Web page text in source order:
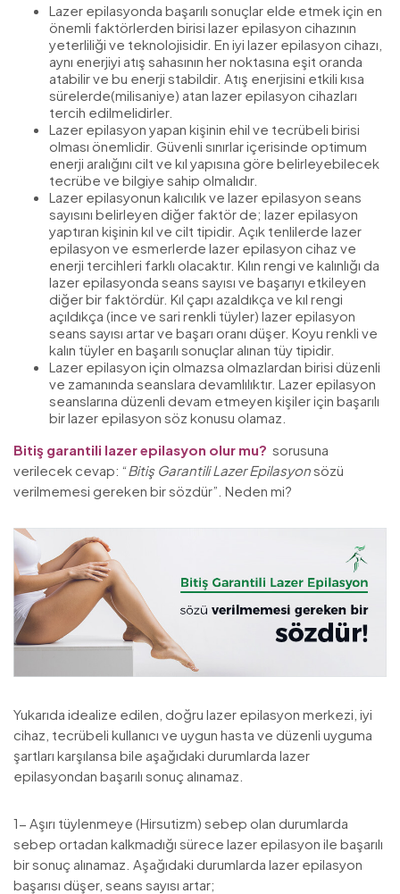
Lazer epilasyonda başarılı sonuçlar elde etmek için en
önemli faktörlerden birisi lazer epilasyon cihazının
yeterliliği ve teknolojisidir. En iyi lazer epilasyon cihazı,
aynı enerjiyi atış sahasının her noktasına eşit oranda
atabilir ve bu enerji stabildir. Atış enerjisini etkili kısa
sürelerde(milisaniye) atan lazer epilasyon cihazları
tercih edilmelidirler.
Lazer epilasyon yapan kişinin ehil ve tecrübeli birisi
olması önemlidir. Güvenli sınırlar içerisinde optimum
enerji aralığını cilt ve kıl yapısına göre belirleyebilecek
tecrübe ve bilgiye sahip olmalıdır.
Lazer epilasyonun kalıcılık ve lazer epilasyon seans
sayısını belirleyen diğer faktör de; lazer epilasyon
yaptıran kişinin kıl ve cilt tipidir. Açık tenlilerde lazer
epilasyon ve esmerlerde lazer epilasyon cihaz ve
enerji tercihleri farklı olacaktır. Kılın rengi ve kalınlığı da
lazer epilasyonda seans sayısı ve başarıyı etkileyen
diğer bir faktördür. Kıl çapı azaldıkça ve kıl rengi
açıldıkça (ince ve sari renkli tüyler) lazer epilasyon
seans sayısı artar ve başarı oranı düşer. Koyu renkli ve
kalın tüyler en başarılı sonuçlar alınan tüy tipidir.
Lazer epilasyon için olmazsa olmazlardan birisi düzenli
ve zamanında seanslara devamlılıktır. Lazer epilasyon
seanslarına düzenli devam etmeyen kişiler için başarılı
bir lazer epilasyon söz konusu olamaz.
Bitiş garantili lazer epilasyon olur mu? sorusuna
verilecek cevap: “Bitiş Garantili Lazer Epilasyonsözü
verilmemesi gereken bir sözdür”. Neden mi?
Yukarıda idealize edilen, doğru lazer epilasyon merkezi, iyi
cihaz, tecrübeli kullanıcı ve uygun hasta ve düzenli uyguma
şartları karşılansa bile aşağıdaki durumlarda lazer
epilasyondan başarılı sonuç alınamaz.
1- Aşırı tüylenmeye (Hirsutizm) sebep olan durumlarda
sebep ortadan kalkmadığı sürece lazer epilasyon ile başarılı
bir sonuç alınamaz. Aşağıdaki durumlarda lazer epilasyon
başarısı düşer, seans sayısı artar;